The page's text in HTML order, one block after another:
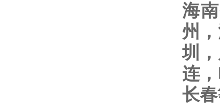
海
州
圳
连
长